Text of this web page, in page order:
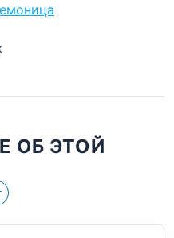
ОБ ЭТОЙ